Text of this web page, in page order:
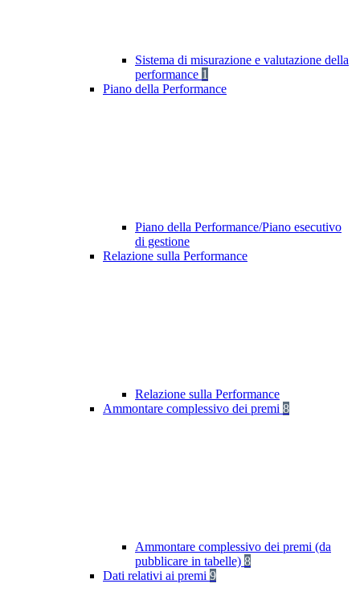
Sistema di misurazione e valutazione della
performance 1
Piano della Performance
Piano della Performance/Piano esecutivo
di gestione
Relazione sulla Performance
Relazione sulla Performance
Ammontare complessivo dei premi 8
Ammontare complessivo dei premi (da
pubblicare in tabelle) 8
Dati relativi ai premi 9